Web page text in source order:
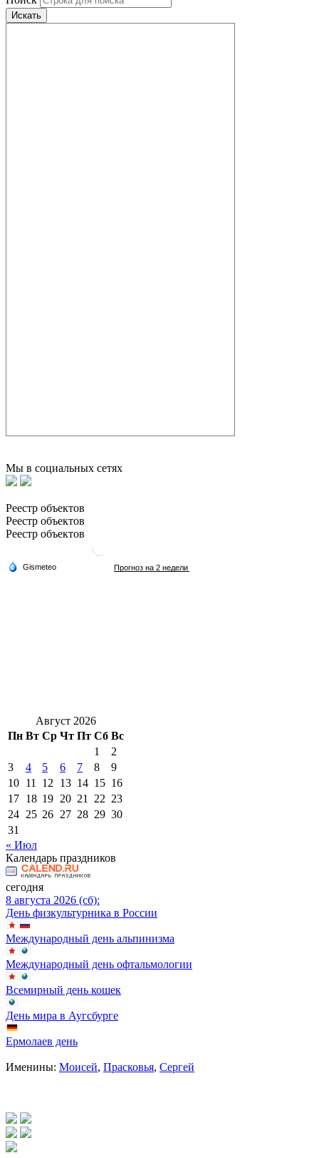
Искать
Мы в социальных сетях
Реестр объектов
Реестр объектов
Реестр объектов
Август 2026
Пн Вт Ср Чт Пт Сб Вс
1
2
3
4 5 6 7 8
9
10 11 12 13 14 15 16
17 18 19 20 21 22 23
24 25 26 27 28 29 30
31
« Июл
Календарь праздников
сегодня
8 августа 2026 (сб):
День физкультурника в России
Международный день альпинизма
Международный день офтальмологии
Всемирный день кошек
День мира в Аугсбурге
Ермолаев день
Именины: Моисей, Прасковья, Сергей